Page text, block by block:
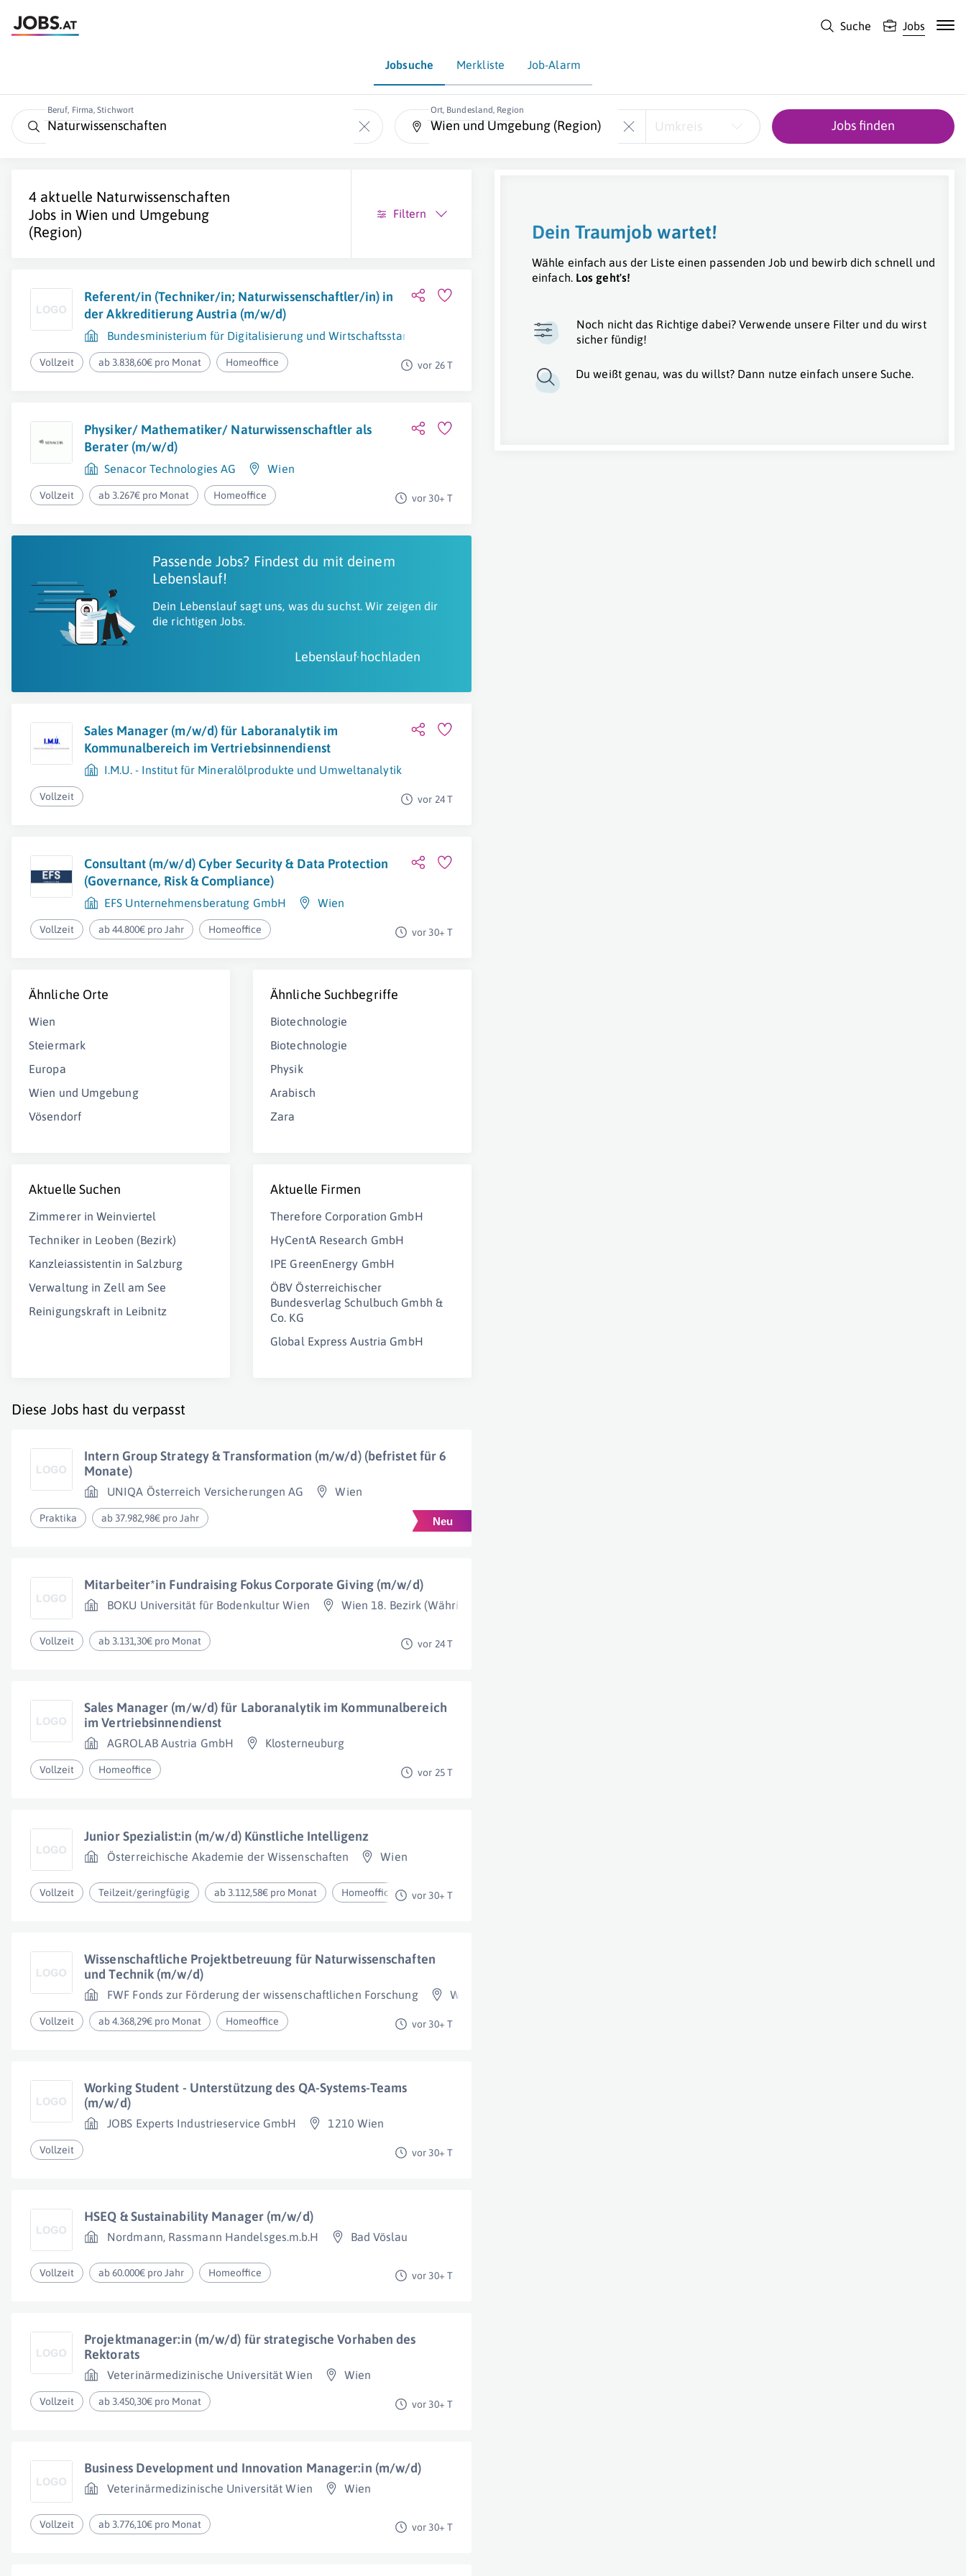
Suche Jobs
Jobsuche Merkliste Job-Alarm
Beruf, Firma, Stichwort Ort, Bundesland, Region
Umkreis Jobs finden
4 aktuelle Naturwissenschaften
Jobs in Wien und Umgebung
(Region)
Filtern
Referent/in (Techniker/in; Naturwissenschaftler/in) in
der Akkreditierung Austria (m/w/d)
Bundesministerium für Digitalisierung und Wirtschaftsstandort Wien 1. Bezirk (Innere Stadt)
Vollzeit ab 3.838,60€ pro Monat Homeoffice vor 26 T
Physiker/ Mathematiker/ Naturwissenschaftler als
Berater (m/w/d)
Senacor Technologies AG Wien
Vollzeit ab 3.267€ pro Monat Homeoffice vor 30+ T
Passende Jobs? Findest du mit deinem
Lebenslauf!
Dein Lebenslauf sagt uns, was du suchst. Wir zeigen dir
die richtigen Jobs.
Lebenslauf hochladen
Sales Manager (m/w/d) für Laboranalytik im
Kommunalbereich im Vertriebsinnendienst
I.M.U. - Institut für Mineralölprodukte und Umweltanalytik Ziviltechniker GmbH
Vollzeit vor 24 T
Consultant (m/w/d) Cyber Security & Data Protection
(Governance, Risk & Compliance)
EFS Unternehmensberatung GmbH Wien
Vollzeit ab 44.800€ pro Jahr Homeoffice vor 30+ T
Ähnliche Orte
Wien
Steiermark
Europa
Wien und Umgebung
Vösendorf
Ähnliche Suchbegriffe
Biotechnologie
Biotechnologie
Physik
Arabisch
Zara
Aktuelle Suchen
Zimmerer in Weinviertel
Techniker in Leoben (Bezirk)
Kanzleiassistentin in Salzburg
Verwaltung in Zell am See
Reinigungskraft in Leibnitz
Aktuelle Firmen
Therefore Corporation GmbH
HyCentA Research GmbH
IPE GreenEnergy GmbH
ÖBV Österreichischer
Bundesverlag Schulbuch Gmbh &
Co. KG
Global Express Austria GmbH
Diese Jobs hast du verpasst
Intern Group Strategy & Transformation (m/w/d) (befristet für 6
Monate)
UNIQA Österreich Versicherungen AG Wien
Praktika ab 37.982,98€ pro Jahr
Mitarbeiter*in Fundraising Fokus Corporate Giving (m/w/d)
BOKU Universität für Bodenkultur Wien Wien 18. Bezirk (Währing)
Vollzeit ab 3.131,30€ pro Monat vor 24 T
Sales Manager (m/w/d) für Laboranalytik im Kommunalbereich
im Vertriebsinnendienst
AGROLAB Austria GmbH Klosterneuburg
Vollzeit Homeoffice vor 25 T
Junior Spezialist:in (m/w/d) Künstliche Intelligenz
Österreichische Akademie der Wissenschaften Wien
Vollzeit Teilzeit/geringfügig ab 3.112,58€ pro Monat Homeoffice vor 30+ T
Wissenschaftliche Projektbetreuung für Naturwissenschaften
und Technik (m/w/d)
FWF Fonds zur Förderung der wissenschaftlichen Forschung Wien 1. Bezirk (Innere Stadt)
Vollzeit ab 4.368,29€ pro Monat Homeoffice vor 30+ T
Working Student - Unterstützung des QA-Systems-Teams
(m/w/d)
JOBS Experts Industrieservice GmbH 1210 Wien
Vollzeit vor 30+ T
HSEQ & Sustainability Manager (m/w/d)
Nordmann, Rassmann Handelsges.m.b.H Bad Vöslau
Vollzeit ab 60.000€ pro Jahr Homeoffice vor 30+ T
Projektmanager:in (m/w/d) für strategische Vorhaben des
Rektorats
Veterinärmedizinische Universität Wien Wien
Vollzeit ab 3.450,30€ pro Monat vor 30+ T
Business Development und Innovation Manager:in (m/w/d)
Veterinärmedizinische Universität Wien Wien
Vollzeit ab 3.776,10€ pro Monat vor 30+ T
Dein Traumjob wartet!
Wähle einfach aus der Liste einen passenden Job und bewirb dich schnell und
einfach. Los geht's!
Noch nicht das Richtige dabei? Verwende unsere Filter und du wirst
sicher fündig!
Du weißt genau, was du willst? Dann nutze einfach unsere Suche.